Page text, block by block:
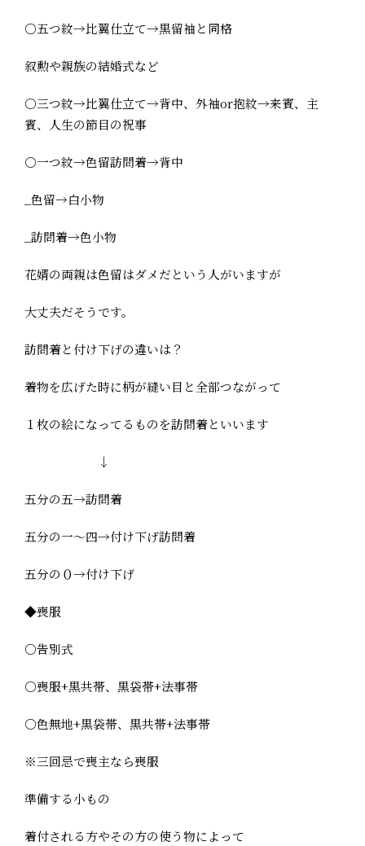
○五つ紋→比翼仕立て→黒留袖と同格
叙勲や親族の結婚式など
○三つ紋→比翼仕立て→背中、外袖or抱紋→来賓、主
賓、人生の節目の祝事
○一つ紋→色留訪問着→背中
_色留→白小物
_訪問着→色小物
花婿の両親は色留はダメだという人がいますが
大丈夫だそうです。
訪問着と付け下げの違いは？
着物を広げた時に柄が縫い目と全部つながって
１枚の絵になってるものを訪問着といいます
↓
五分の五→訪問着
五分の一～四→付け下げ訪問着
五分の０→付け下げ
◆喪服
○告別式
○喪服+黒共帯、黒袋帯+法事帯
○色無地+黒袋帯、黒共帯+法事帯
※三回忌で喪主なら喪服
準備する小もの
着付される方やその方の使う物によって